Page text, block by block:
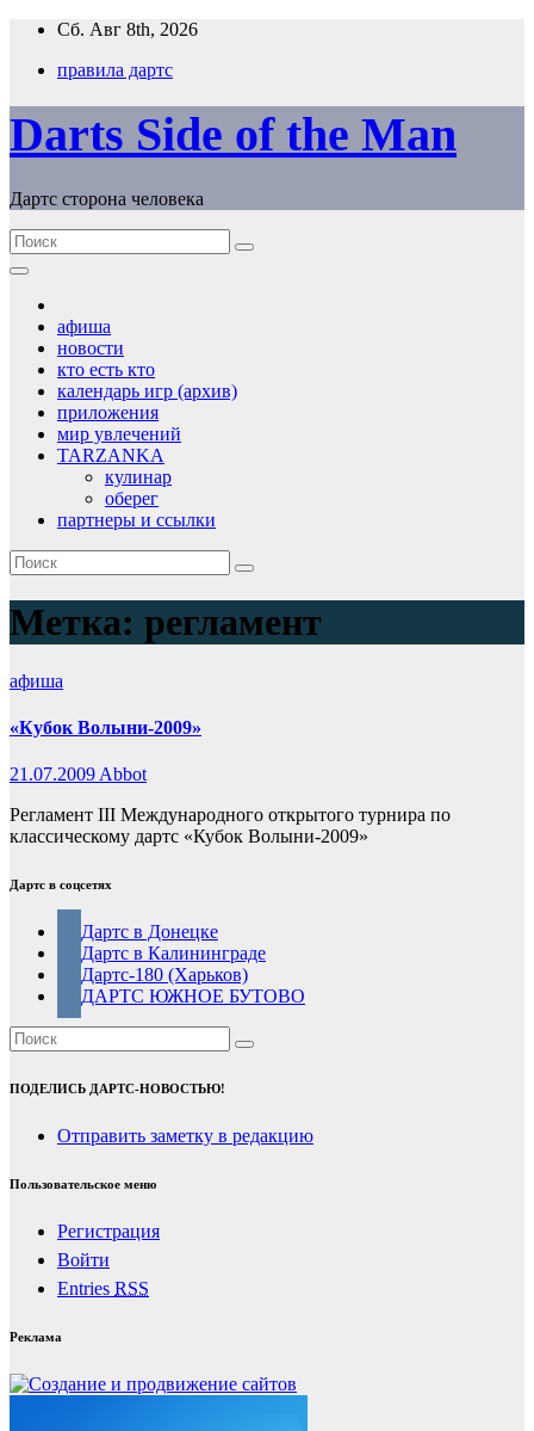
Перейти
содержимому
Сб. Авг 8th, 2026
правила дартс
Darts Side of the Man
Дартс сторона человека
афиша
новости
кто есть кто
календарь игр (архив)
приложения
мир увлечений
TARZANKA
кулинар
оберег
партнеры и ссылки
Метка: регламент
афиша
«Кубок Волыни-2009»
21.07.2009 Abbot
Регламент ІII Международного открытого турнира по
классическому дартс «Кубок Волыни-2009»
Дартс в соцсетях
Дартс в Донецке
Дартс в Калининграде
Дартс-180 (Харьков)
ДАРТС ЮЖНОЕ БУТОВО
ПОДЕЛИСЬ ДАРТС-НОВОСТЬЮ!
Отправить заметку в редакцию
Пользовательское меню
Регистрация
Войти
Entries RSS
Реклама